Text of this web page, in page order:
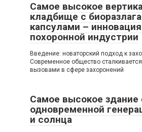
Самое высокое
кладбище с
капсулами –
похоронной индустрии
Введение: новаторский подход к
Современное общество
вызовами в сфере захоронений
Самое высокое здание
одновременной
и солнца